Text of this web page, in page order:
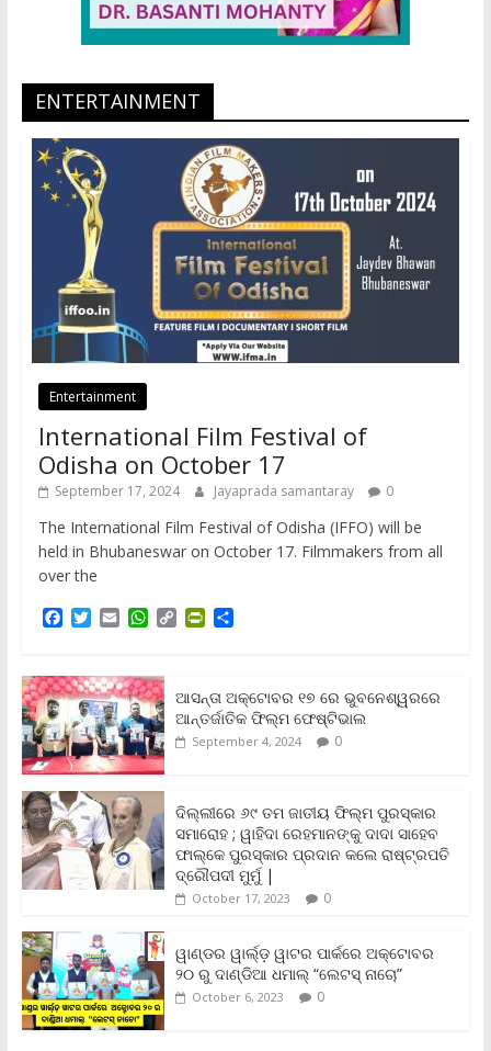
ENTERTAINMENT
Entertainment
International Film Festival of
Odisha on October 17
September 17, 2024 Jayaprada samantaray 0
The International Film Festival of Odisha (IFFO) will be
held in Bhubaneswar on October 17. Filmmakers from all
over the
F
e
b
o
o
k
T
t
t
e
r
E
i
l
W
t
s
A
p
p
C
L
i
n
k
P
t
F
r
i
d
l
y
S
e
ଆସନ୍ତା ଅକ୍ଟୋବର ୧୭ ରେ ଭୁବନେଶ୍ୱରରେ
ଆନ୍ତର୍ଜାତିକ ଫିଲ୍ମ ଫେଷ୍ଟିଭାଲ
September 4, 2024 0
ଦିଲ୍ଲୀରେ ୬୯ ତମ ଜାତୀୟ ଫିଲ୍ମ ପୁରସ୍କାର
ସମାରୋହ ; ୱାହିଦା ରେହମାନଙ୍କୁ ଦାଦା ସାହେବ
ଫାଲ୍‌କେ ପୁରସ୍କାର ପ୍ରଦାନ କଲେ ରାଷ୍ଟ୍ରପତି
ଦ୍ରୌପଦୀ ମୁର୍ମୁ |
October 17, 2023 0
ୱାଣ୍ଡର ୱାର୍ଲ୍‌ଡ଼ ୱାଟର ପାର୍କରେ ଅକ୍ଟୋବର
୨୦ ରୁ ଦାଣ୍ଡିଆ ଧମାଲ୍ “ଲେଟସ୍ ନାଚୋ”
October 6, 2023 0